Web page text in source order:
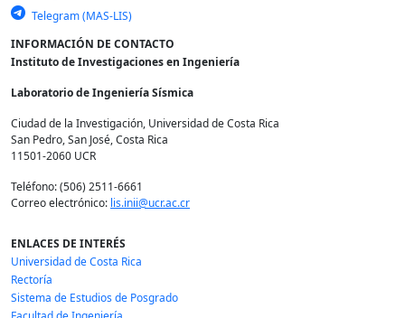
Telegram (MAS-LIS)
INFORMACIÓN DE CONTACTO
Instituto de Investigaciones en Ingeniería
Laboratorio de Ingeniería Sísmica
Ciudad de la Investigación, Universidad de Costa Rica
San Pedro, San José, Costa Rica
11501-2060 UCR
Teléfono: (506) 2511-6661
Correo electrónico: lis.inii@ucr.ac.cr
ENLACES DE INTERÉS
Universidad de Costa Rica
Rectoría
Sistema de Estudios de Posgrado